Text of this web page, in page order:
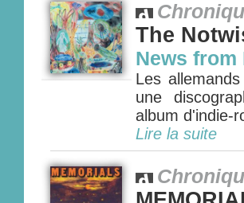
The
News from
Les
une
album d'indie-
Lire la suite